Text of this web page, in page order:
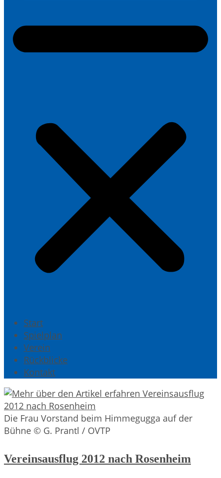
Start
Spielplan
Verein
Rückblicke
Kontakt
Die Frau Vorstand beim Himmegugga auf der
Bühne © G. Prantl / OVTP
Vereinsausflug 2012 nach Rosenheim